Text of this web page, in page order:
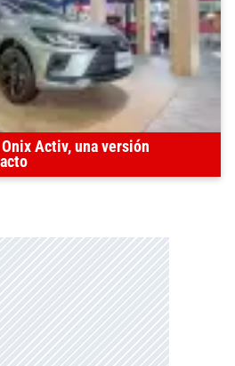
Activ, una versión